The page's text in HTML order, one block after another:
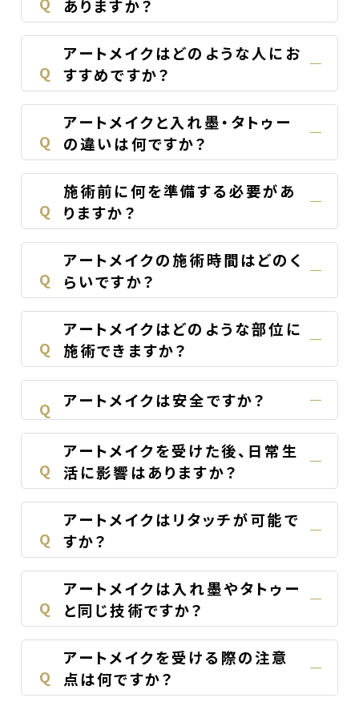
ありますか？
Q
アートメイクはどのような人にお
すすめですか？
Q
アートメイクと入れ墨・タトゥー
の違いは何ですか？
Q
施術前に何を準備する必要があ
りますか？
Q
アートメイクの施術時間はどのく
らいですか？
Q
アートメイクはどのような部位に
施術できますか？
Q アートメイクは安全ですか？
Q
アートメイクを受けた後、日常生
活に影響はありますか？
Q
アートメイクはリタッチが可能で
すか？
Q
アートメイクは入れ墨やタトゥー
と同じ技術ですか？
Q
アートメイクを受ける際の注意
点は何ですか？